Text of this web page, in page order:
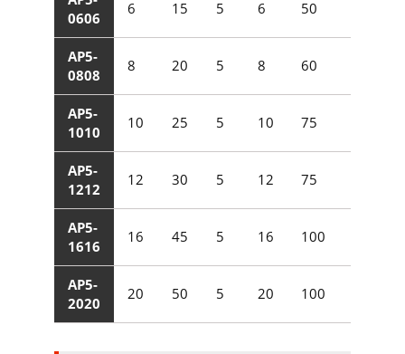
0606
6 15 5 6 50
AP5-
0808
8 20 5 8 60
AP5-
1010
10 25 5 10 75
AP5-
1212
12 30 5 12 75
AP5-
1616
16 45 5 16 100
AP5-
2020
20 50 5 20 100